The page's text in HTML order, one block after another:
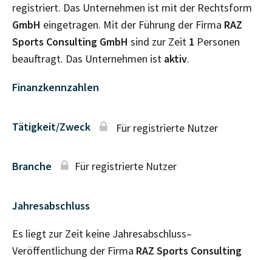
registriert. Das Unternehmen ist mit der Rechtsform
GmbH eingetragen. Mit der Führung der Firma RAZ
Sports Consulting GmbH sind zur Zeit 1 Personen
beauftragt. Das Unternehmen ist aktiv.
Finanzkennzahlen
Tätigkeit/Zweck Für registrierte Nutzer
Branche Für registrierte Nutzer
Jahresabschluss
Es liegt zur Zeit keine Jahresabschluss–
Veröffentlichung der Firma RAZ Sports Consulting